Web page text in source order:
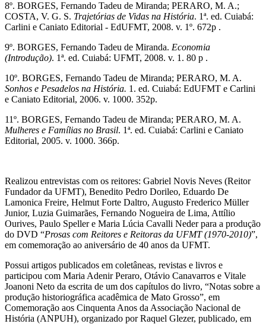
8º. BORGES, Fernando Tadeu de Miranda; PERARO, M. A.;
COSTA, V. G. S. Trajetórias de Vidas na História. 1ª. ed. Cuiabá:
Carlini e Caniato Editorial - EdUFMT, 2008. v. 1º. 672p .
9º. BORGES, Fernando Tadeu de Miranda. Economia
(Introdução). 1ª. ed. Cuiabá: UFMT, 2008. v. 1. 80 p .
10º. BORGES, Fernando Tadeu de Miranda; PERARO, M. A.
Sonhos e Pesadelos na História. 1. ed. Cuiabá: EdUFMT e Carlini
e Caniato Editorial, 2006. v. 1000. 352p.
11º. BORGES, Fernando Tadeu de Miranda; PERARO, M. A.
Mulheres e Famílias no Brasil. 1ª. ed. Cuiabá: Carlini e Caniato
Editorial, 2005. v. 1000. 366p.
Realizou entrevistas com os reitores: Gabriel Novis Neves (Reitor
Fundador da UFMT), Benedito Pedro Dorileo, Eduardo De
Lamonica Freire, Helmut Forte Daltro, Augusto Frederico Müller
Junior, Luzia Guimarães, Fernando Nogueira de Lima, Attílio
Ourives, Paulo Speller e Maria Lúcia Cavalli Neder para a produção
do DVD “Prosas com Reitores e Reitoras da UFMT (1970-2010)”,
em comemoração ao aniversário de 40 anos da UFMT.
Possui artigos publicados em coletâneas, revistas e livros e
participou com Maria Adenir Peraro, Otávio Canavarros e Vitale
Joanoni Neto da escrita de um dos capítulos do livro, “Notas sobre a
produção historiográfica acadêmica de Mato Grosso”, em
Comemoração aos Cinquenta Anos da Associação Nacional de
História (ANPUH), organizado por Raquel Glezer, publicado, em